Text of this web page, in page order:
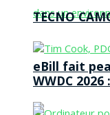
eBill fait
TECNO
WWDC